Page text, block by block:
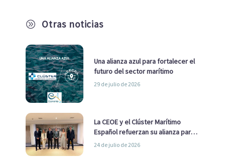
A Otras noticias
Una alianza azul para fortalecer el
futuro del sector marítimo
29 de julio de 2026
La CEOE y el Clúster Marítimo
Español refuerzan su alianza para
impulsar una estrategia Nacional
24 de julio de 2026